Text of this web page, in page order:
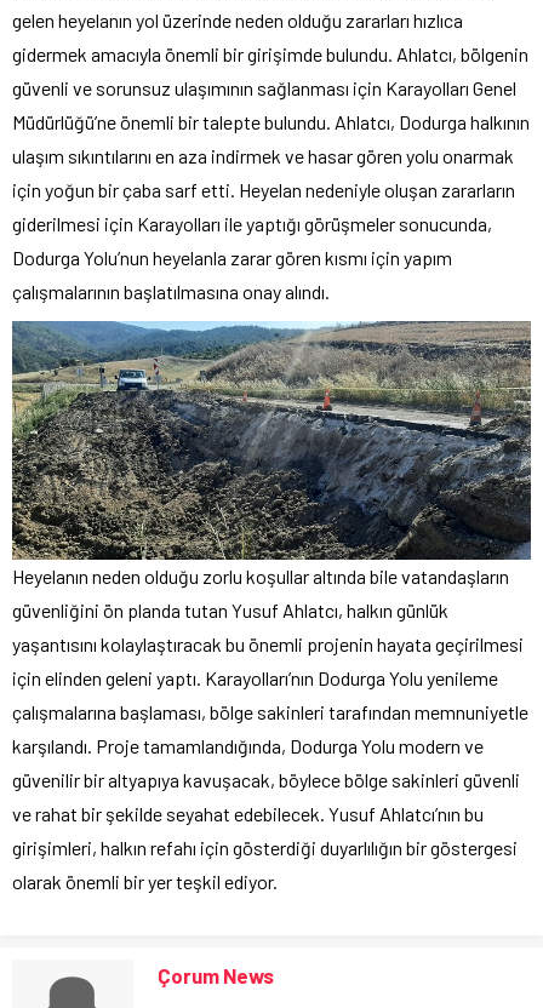
gelen heyelanın yol üzerinde neden olduğu zararları hızlıca
gidermek amacıyla önemli bir girişimde bulundu. Ahlatcı, bölgenin
güvenli ve sorunsuz ulaşımının sağlanması için Karayolları Genel
Müdürlüğü’ne önemli bir talepte bulundu. Ahlatcı, Dodurga halkının
ulaşım sıkıntılarını en aza indirmek ve hasar gören yolu onarmak
için yoğun bir çaba sarf etti. Heyelan nedeniyle oluşan zararların
giderilmesi için Karayolları ile yaptığı görüşmeler sonucunda,
Dodurga Yolu’nun heyelanla zarar gören kısmı için yapım
çalışmalarının başlatılmasına onay alındı.
Heyelanın neden olduğu zorlu koşullar altında bile vatandaşların
güvenliğini ön planda tutan Yusuf Ahlatcı, halkın günlük
yaşantısını kolaylaştıracak bu önemli projenin hayata geçirilmesi
için elinden geleni yaptı. Karayolları’nın Dodurga Yolu yenileme
çalışmalarına başlaması, bölge sakinleri tarafından memnuniyetle
karşılandı. Proje tamamlandığında, Dodurga Yolu modern ve
güvenilir bir altyapıya kavuşacak, böylece bölge sakinleri güvenli
ve rahat bir şekilde seyahat edebilecek. Yusuf Ahlatcı’nın bu
girişimleri, halkın refahı için gösterdiği duyarlılığın bir göstergesi
olarak önemli bir yer teşkil ediyor.
Çorum News